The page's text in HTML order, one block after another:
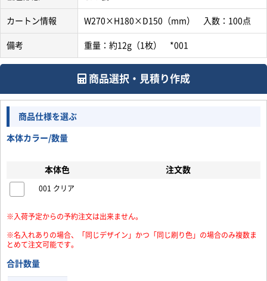
カートン情報 W270×H180×D150（mm） 入数：100点
備考 重量：約12g（1枚） *001
商品選択・見積り作成
商品仕様を選ぶ
本体カラー/数量
本体色 注文数
001 クリア
※入荷予定からの予約注文は出来ません。
※名入れありの場合、「同じデザイン」かつ「同じ刷り色」の場合のみ複数ま
とめて注文可能です。
合計数量